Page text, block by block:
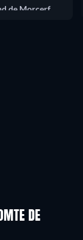
de Morcerf
DE